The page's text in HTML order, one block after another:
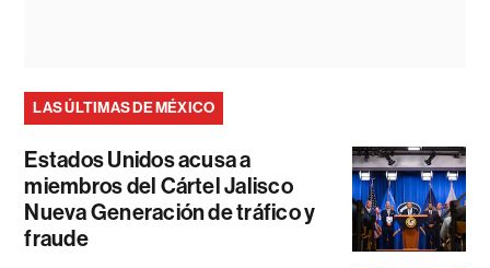
LAS ÚLTIMAS DE MÉXICO
Estados Unidos acusa a
miembros del Cártel Jalisco
Nueva Generación de tráfico y
fraude